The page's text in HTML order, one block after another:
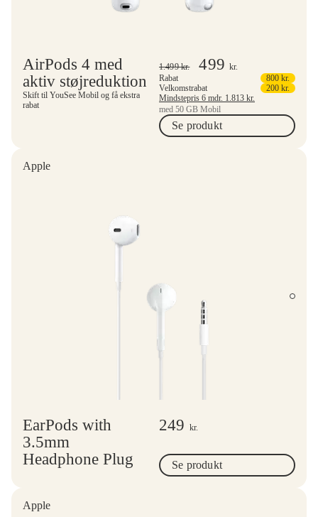
AirPods 4 med
aktiv støjreduktion
Skift til YouSee Mobil og få ekstra
rabat
1.499kr. 499 kr.
Rabat
800 kr.
Velkomstrabat
200 kr.
Mindstepris 6 mdr. 1.813 kr.
med 50 GB Mobil
Se produkt
Apple
EarPods with
3.5mm
Headphone Plug
249 kr.
Se produkt
Apple